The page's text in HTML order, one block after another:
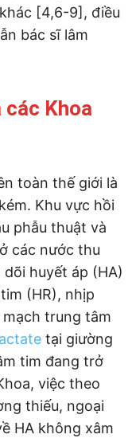
[4,6-9], điều
bác sĩ lâm
các Khoa
toàn thế giới là
Khu vực hồi
phẫu thuật và
các nước thu
huyết áp (HA)
(HR), nhịp
trung tâm
tại giường
tim đang trở
việc theo
thiếu, ngoại
HA không xâm